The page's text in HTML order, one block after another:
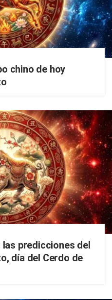
chino de hoy
las predicciones del
día del Cerdo de